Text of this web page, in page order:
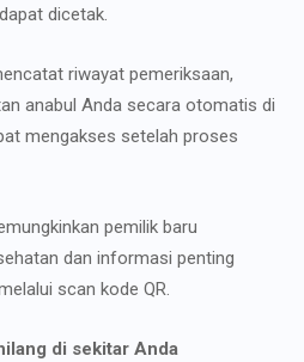
dicetak.
riwayat pemeriksaan,
anabul Anda secara otomatis di
mengakses setelah proses
pemilik baru
dan informasi penting
scan kode QR.
di sekitar Anda